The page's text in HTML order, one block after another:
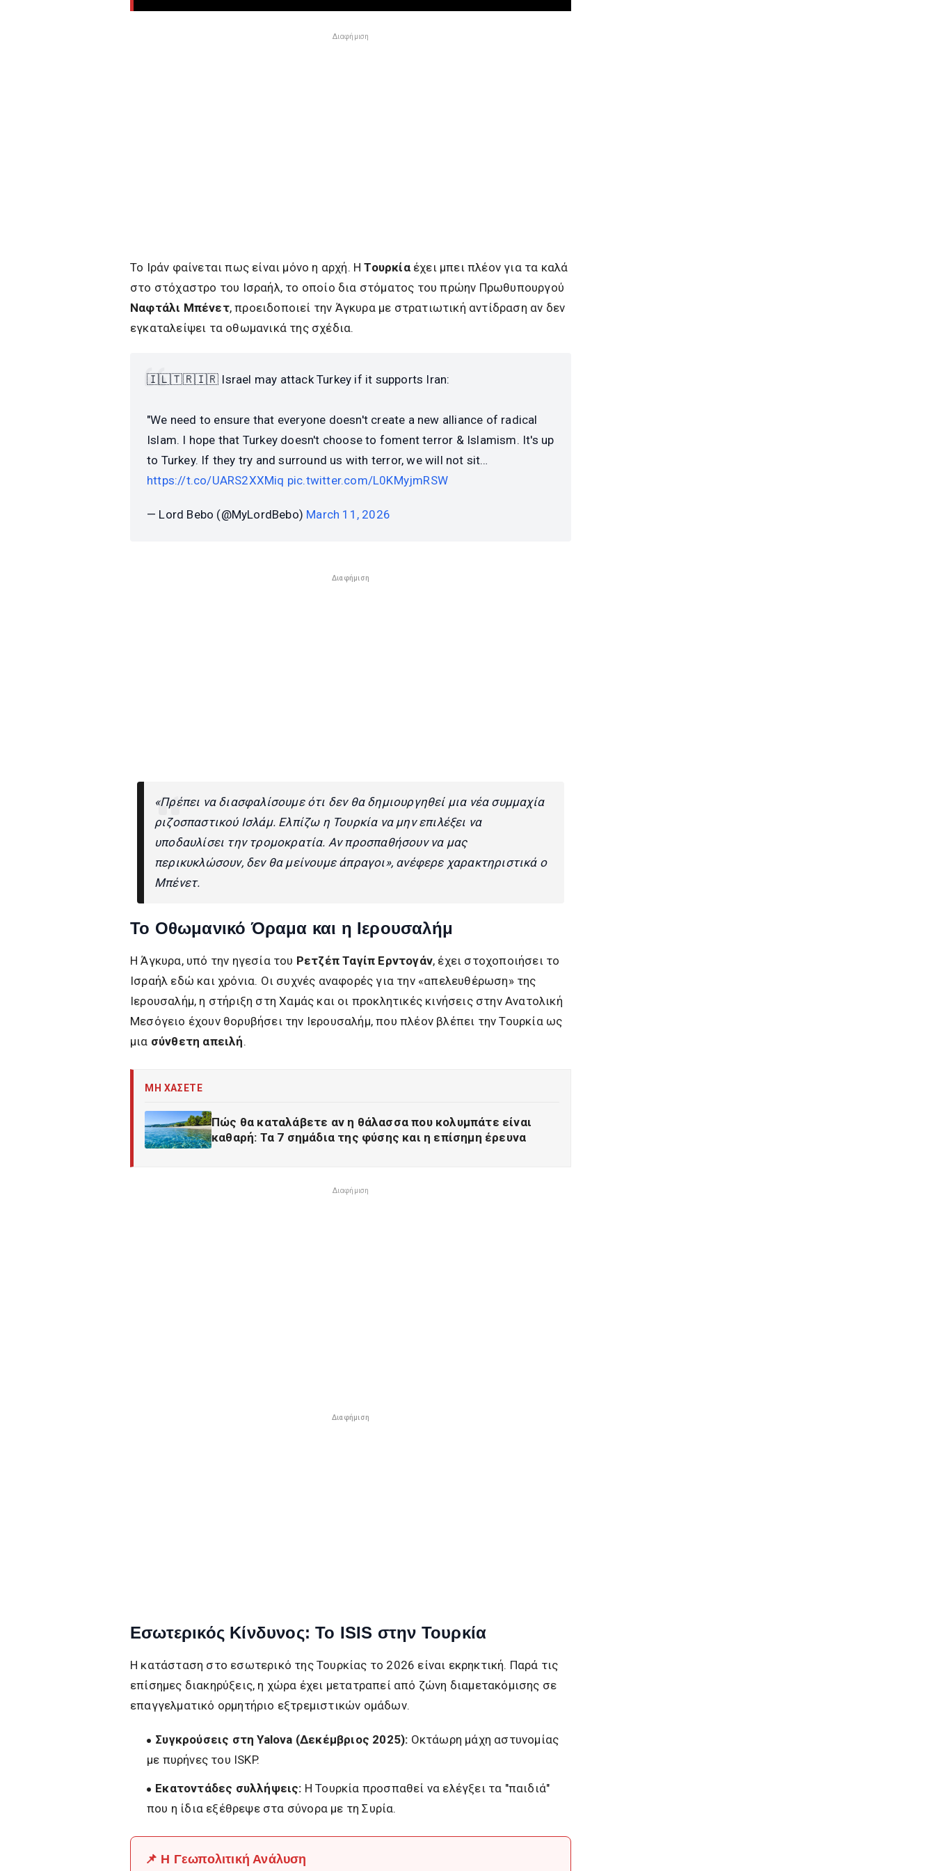
Διαφήμιση
Το Ιράν φαίνεται πως είναι μόνο η αρχή. ΗΤουρκίαέχει μπει πλέον για τα καλά
στο στόχαστρο του Ισραήλ, το οποίο δια στόματος του πρώην Πρωθυπουργού
Ναφτάλι Μπένετ, προειδοποιεί την Άγκυρα με στρατιωτική αντίδραση αν δεν
εγκαταλείψει τα οθωμανικά της σχέδια.
🇮🇱🇹🇷🇮🇷 Israel may attack Turkey if it supports Iran:
"We need to ensure that everyone doesn't create a new alliance of radical
Islam. I hope that Turkey doesn't choose to foment terror & Islamism. It's up
to Turkey. If they try and surround us with terror, we will not sit…
https://t.co/UARS2XXMiq pic.twitter.com/L0KMyjmRSW
— Lord Bebo (@MyLordBebo) March 11, 2026
Διαφήμιση
«Πρέπει να διασφαλίσουμε ότι δεν θα δημιουργηθεί μια νέα συμμαχία
ριζοσπαστικού Ισλάμ. Ελπίζω η Τουρκία να μην επιλέξει να
υποδαυλίσει την τρομοκρατία. Αν προσπαθήσουν να μας
περικυκλώσουν, δεν θα μείνουμε άπραγοι», ανέφερε χαρακτηριστικά ο
Μπένετ.
Το Οθωμανικό Όραμα και η Ιερουσαλήμ
Η Άγκυρα, υπό την ηγεσία του Ρετζέπ Ταγίπ Ερντογάν, έχει στοχοποιήσει το
Ισραήλ εδώ και χρόνια. Οι συχνές αναφορές για την «απελευθέρωση» της
Ιερουσαλήμ, η στήριξη στη Χαμάς και οι προκλητικές κινήσεις στην Ανατολική
Μεσόγειο έχουν θορυβήσει την Ιερουσαλήμ, που πλέον βλέπει την Τουρκία ως
μια σύνθετη απειλή.
ΜΗ ΧΑΣΕΤΕ
Πώς θα καταλάβετε αν η θάλασσα που κολυμπάτε είναι
καθαρή: Τα 7 σημάδια της φύσης και η επίσημη έρευνα
Διαφήμιση
Διαφήμιση
Εσωτερικός Κίνδυνος: Το ISIS στην Τουρκία
Η κατάσταση στο εσωτερικό της Τουρκίας το 2026 είναι εκρηκτική. Παρά τις
επίσημες διακηρύξεις, η χώρα έχει μετατραπεί από ζώνη διαμετακόμισης σε
επαγγελματικό ορμητήριο εξτρεμιστικών ομάδων.
Συγκρούσεις στη Yalova (Δεκέμβριος 2025): Οκτάωρη μάχη αστυνομίας
με πυρήνες του ISKP.
Εκατοντάδες συλλήψεις: Η Τουρκία προσπαθεί να ελέγξει τα "παιδιά"
που η ίδια εξέθρεψε στα σύνορα με τη Συρία.
📌 Η Γεωπολιτική Ανάλυση